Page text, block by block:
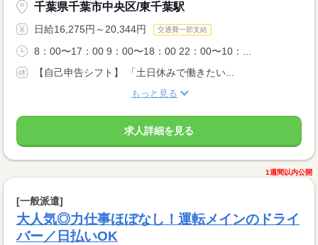
千葉県千葉市中央区/東千葉駅
日給16,275円～20,344円 交通費一部支給
8：00〜17：00 9：00〜18：00 22：00〜10：...
【自己申告シフト】 「土日休みで働きたい...
もっと見る
求人詳細を見る
1週間以内公開
[一般派遣]
大人気◎力仕事ほぼなし！運転メインのドライ
バー／日払いOK